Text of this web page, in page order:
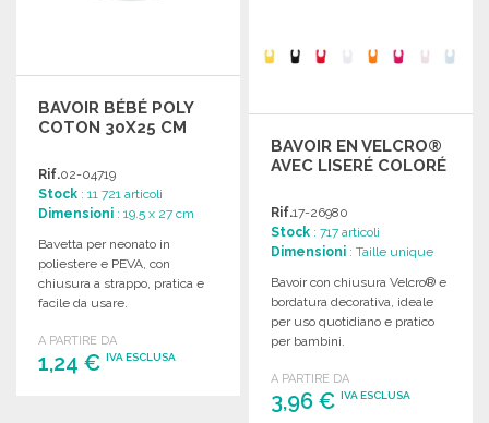
BAVOIR BÉBÉ POLY
COTON 30X25 CM
Rif.02-04719
Stock : 11 721 articoli
Dimensioni : 19.5 x 27 cm
Bavetta per neonato in
poliestere e PEVA, con
chiusura a strappo, pratica e
facile da usare.
A PARTIRE DA
1,24 € IVA ESCLUSA
BAVOIR EN VELCRO®
AVEC LISERÉ COLORÉ
Rif.17-26980
Stock : 717 articoli
Dimensioni : Taille unique
Bavoir con chiusura Velcro® e
bordatura decorativa, ideale
per uso quotidiano e pratico
per bambini.
A PARTIRE DA
3,96 €IVA ESCLUSA